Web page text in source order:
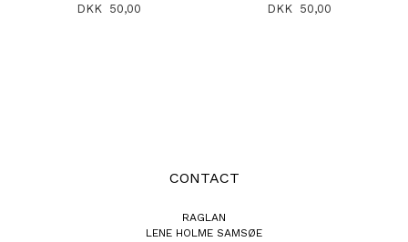
DKK 50,00
DKK 50,00
CONTACT
RAGLAN
LENE HOLME SAMSØE